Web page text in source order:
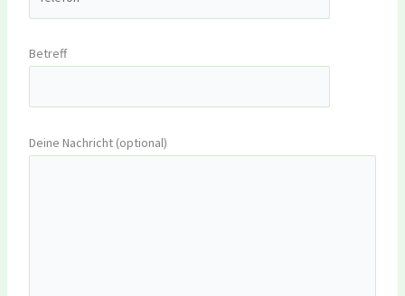
Betreff
Deine Nachricht (optional)